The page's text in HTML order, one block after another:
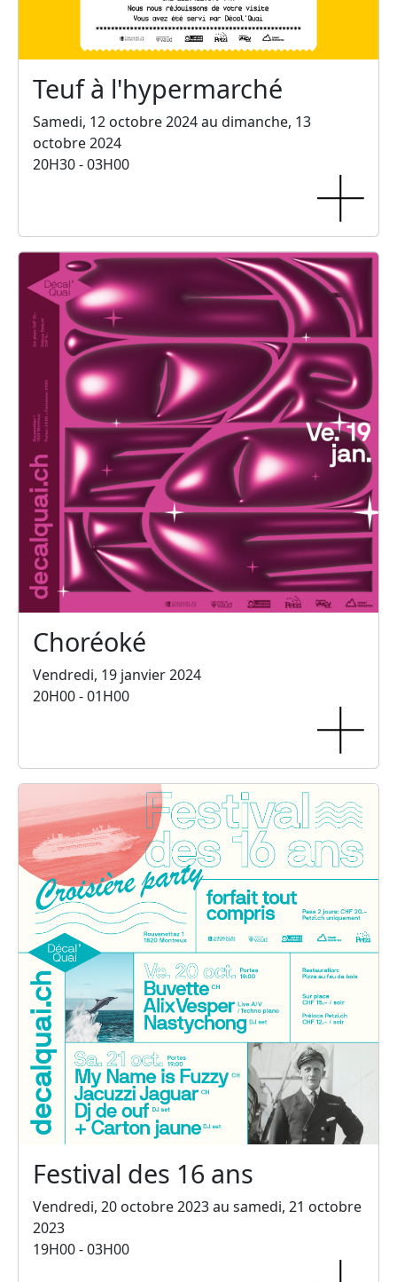
Teuf à l'hypermarché
Samedi, 12 octobre 2024 au dimanche, 13
octobre 2024
20H30 - 03H00
Choréoké
Vendredi, 19 janvier 2024
20H00 - 01H00
Festival des 16 ans
Vendredi, 20 octobre 2023 au samedi, 21 octobre
2023
19H00 - 03H00